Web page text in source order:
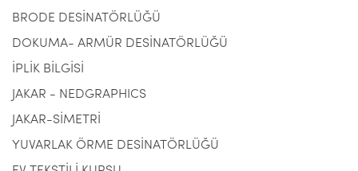
BRODE DESİNATÖRLÜĞÜ
DOKUMA- ARMÜR DESİNATÖRLÜĞÜ
İPLİK BİLGİSİ
JAKAR - NEDGRAPHICS
JAKAR-SİMETRİ
YUVARLAK ÖRME DESİNATÖRLÜĞÜ